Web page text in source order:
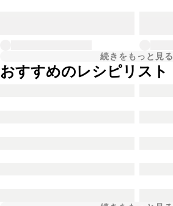
続きをもっと見る
おすすめのレシピリスト